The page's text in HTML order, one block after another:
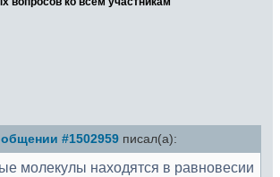
#1502959 писал(а):
молекулы находятся в равновесии